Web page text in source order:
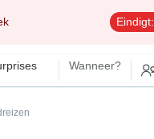
Eindigt:
Wanneer?